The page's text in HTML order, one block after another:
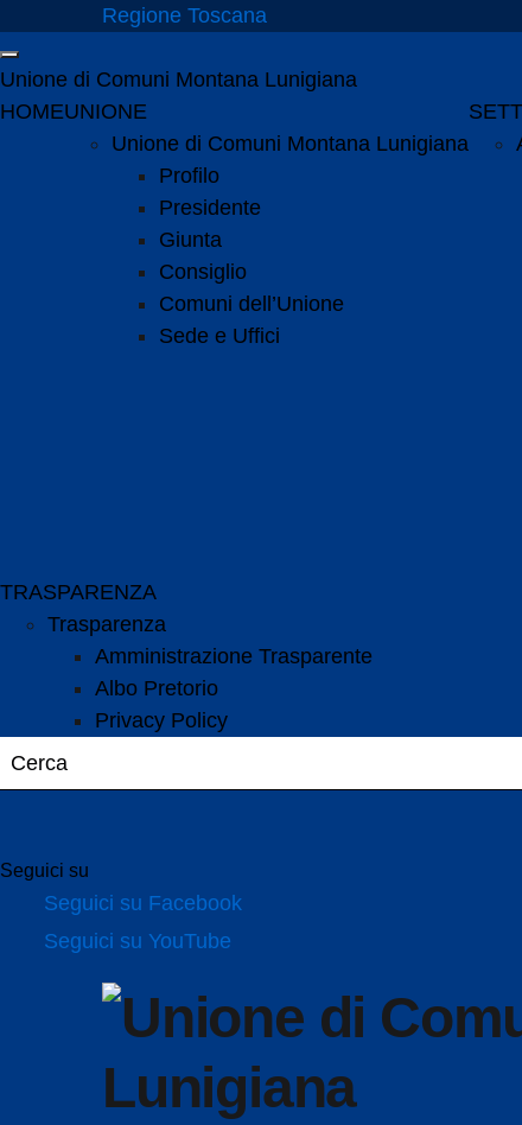
Vai ai contenuti
Vai al footer
Regione Toscana
Attiva / disattiva la navigazione
Unione di Comuni Montana Lunigiana
Menu principale
HOMEUNIONE
Unione di Comuni Montana Lunigiana
Profilo
Presidente
Giunta
Consiglio
Comuni dell’Unione
Sede e Uffici
TRASPARENZA
Trasparenza
Amministrazione Trasparente
Albo Pretorio
Privacy Policy
Seguici su
Seguici su Facebook
Seguici su YouTube